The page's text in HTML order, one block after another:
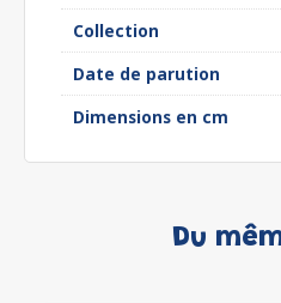
Collection
Date de parution
Dimensions en cm
Du